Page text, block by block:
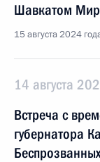
Шавкатом
15 августа 2024
14 августа
Встреча с
губернатора
Беспрозванных